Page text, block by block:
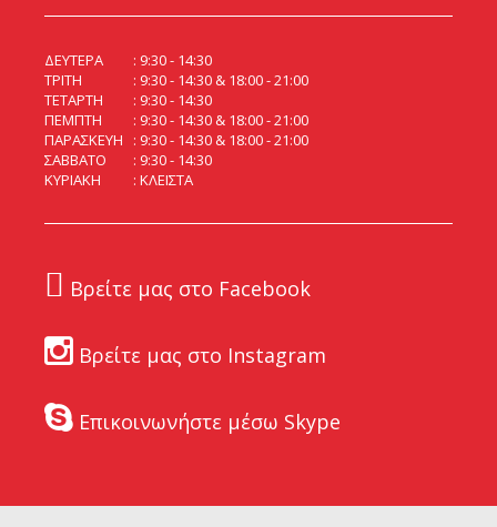
ΔΕΥΤΕΡΑ
9:30 - 14:30
ΤΡΙΤΗ
9:30 - 14:30 & 18:00 - 21:00
ΤΕΤΑΡΤΗ
9:30 - 14:30
ΠΕΜΠΤΗ
9:30 - 14:30 & 18:00 - 21:00
ΠΑΡΑΣΚΕΥΗ
9:30 - 14:30 & 18:00 - 21:00
ΣΑΒΒΑΤΟ
9:30 - 14:30
ΚΥΡΙΑΚΗ
ΚΛΕΙΣΤΑ
Βρείτε μας στο Facebook
Βρείτε μας στο Instagram
Επικοινωνήστε μέσω Skype